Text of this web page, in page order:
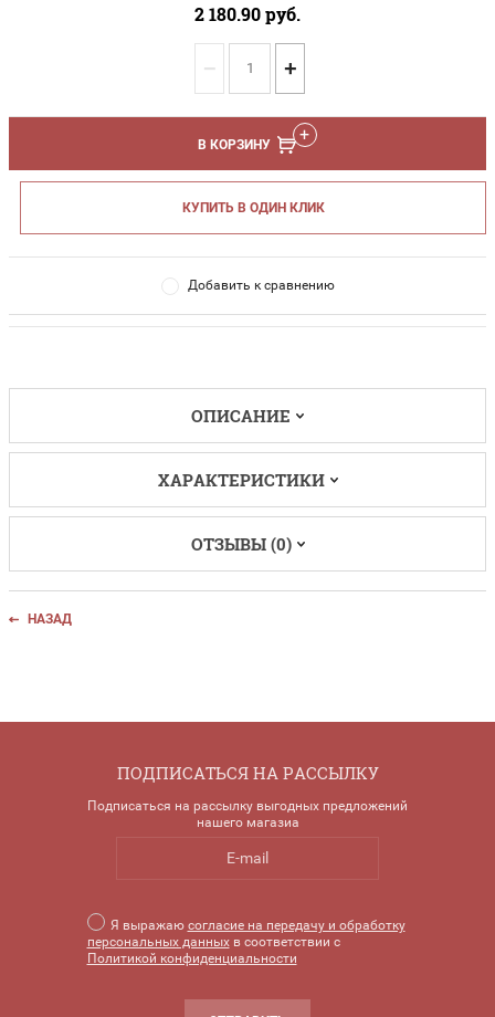
2 180.90руб.
− +
В КОРЗИНУ
КУПИТЬ В ОДИН КЛИК
Добавить к сравнению
ОПИСАНИЕ
ХАРАКТЕРИСТИКИ
ОТЗЫВЫ (0)
НАЗАД
ПОДПИСАТЬСЯ НА РАССЫЛКУ
Подписаться на рассылку выгодных предложений
нашего магазиа
Я выражаю согласие на передачу и обработку
персональных данныхв соответствии с
Политикой конфиденциальности